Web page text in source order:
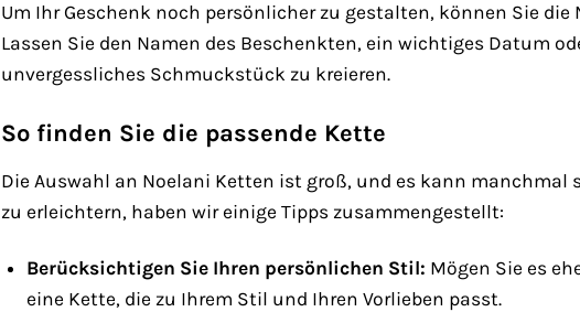
Um Ihr Geschenk noch persönlicher zu gestalten, können Sie
Lassen Sie den Namen des Beschenkten, ein wichtiges Datum
unvergessliches Schmuckstück zu kreieren.
So finden Sie die passende Kette
Die Auswahl an Noelani Ketten ist groß, und es kann
zu erleichtern, haben wir einige Tipps zusammengestellt:
Berücksichtigen Sie Ihren persönlichen Stil: Mögen Sie es
eine Kette, die zu Ihrem Stil und Ihren Vorlieben passt.